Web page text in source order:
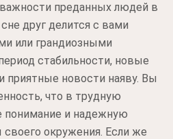
преданных людей в
друг делится с вами
или грандиозными
стабильности, новые
новости наяву. Вы
что в трудную
понимание и надежную
окружения. Если же